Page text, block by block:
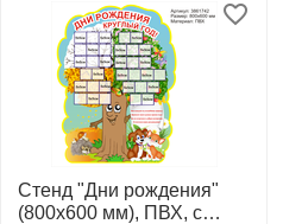
Стенд "Дни рождения"
(800х600 мм), ПВХ, с